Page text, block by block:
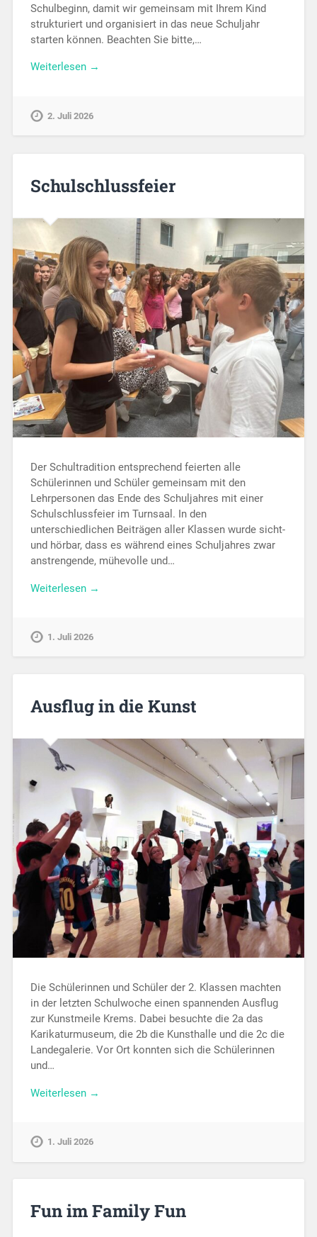
Schulbeginn, damit wir gemeinsam mit Ihrem Kind
strukturiert und organisiert in das neue Schuljahr
starten können. Beachten Sie bitte,…
Weiterlesen →
2. Juli 2026
Schulschlussfeier
Der Schultradition entsprechend feierten alle
Schülerinnen und Schüler gemeinsam mit den
Lehrpersonen das Ende des Schuljahres mit einer
Schulschlussfeier im Turnsaal. In den
unterschiedlichen Beiträgen aller Klassen wurde sicht-
und hörbar, dass es während eines Schuljahres zwar
anstrengende, mühevolle und…
Weiterlesen →
1. Juli 2026
Ausflug in die Kunst
Die Schülerinnen und Schüler der 2. Klassen machten
in der letzten Schulwoche einen spannenden Ausflug
zur Kunstmeile Krems. Dabei besuchte die 2a das
Karikaturmuseum, die 2b die Kunsthalle und die 2c die
Landegalerie. Vor Ort konnten sich die Schülerinnen
und…
Weiterlesen →
1. Juli 2026
Fun im Family Fun